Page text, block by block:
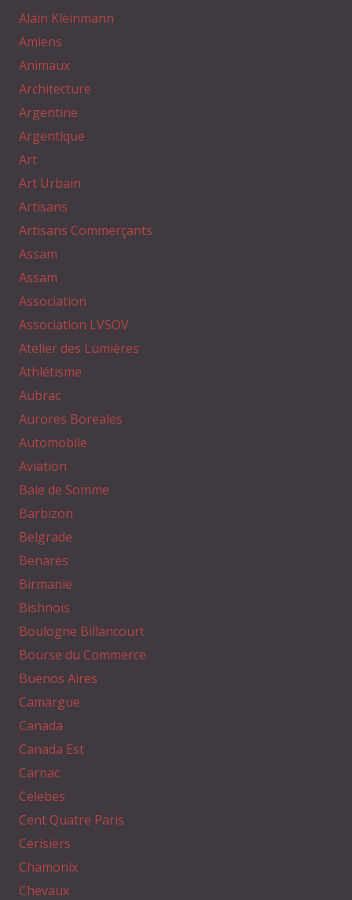
Alain Kleinmann
Amiens
Animaux
Architecture
Argentine
Argentique
Art
Art Urbain
Artisans
Artisans Commerçants
Assam
Assam
Association
Association LVSOV
Atelier des Lumières
Athlétisme
Aubrac
Aurores Boreales
Automobile
Aviation
Baie de Somme
Barbizon
Belgrade
Benares
Birmanie
Bishnoïs
Boulogne Billancourt
Bourse du Commerce
Buenos Aires
Camargue
Canada
Canada Est
Carnac
Celebes
Cent Quatre Paris
Cerisiers
Chamonix
Chevaux